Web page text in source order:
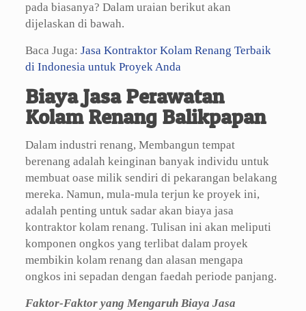
pada biasanya? Dalam uraian berikut akan
dijelaskan di bawah.
Baca Juga: Jasa Kontraktor Kolam Renang Terbaik
di Indonesia untuk Proyek Anda
Biaya Jasa Perawatan
Kolam Renang Balikpapan
Dalam industri renang, Membangun tempat
berenang adalah keinginan banyak individu untuk
membuat oase milik sendiri di pekarangan belakang
mereka. Namun, mula-mula terjun ke proyek ini,
adalah penting untuk sadar akan biaya jasa
kontraktor kolam renang. Tulisan ini akan meliputi
komponen ongkos yang terlibat dalam proyek
membikin kolam renang dan alasan mengapa
ongkos ini sepadan dengan faedah periode panjang.
Faktor-Faktor yang Mengaruh Biaya Jasa